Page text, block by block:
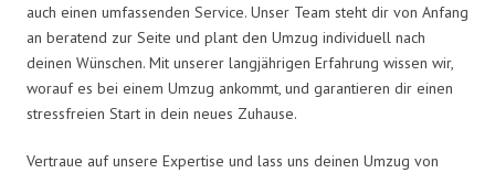
auch einen umfassenden Service. Unser Team steht dir von Anfang
an beratend zur Seite und plant den Umzug individuell nach
deinen Wünschen. Mit unserer langjährigen Erfahrung wissen wir,
worauf es bei einem Umzug ankommt, und garantieren dir einen
stressfreien Start in dein neues Zuhause.
Vertraue auf unsere Expertise und lass uns deinen Umzug von